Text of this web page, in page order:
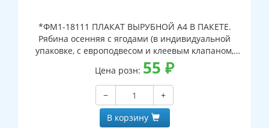
*ФМ1-18111 ПЛАКАТ ВЫРУБНОЙ А4 В ПАКЕТЕ.
Рябина осенняя с ягодами (в индивидуальной
упаковке, с европодвесом и клеевым клапаном,
двухсторонний, ВД-лак)
Цена розн: 55 ₽
−
+
В корзину